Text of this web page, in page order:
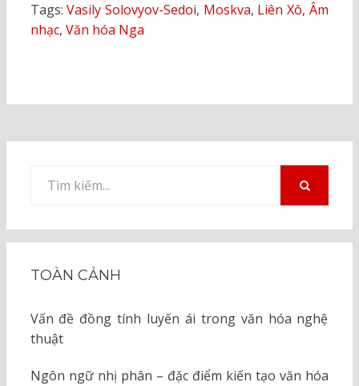
Tags:Vasily Solovyov-Sedoi, Moskva, Liên Xô, Âm
nhạc, Văn hóa Nga
kiếm
TOÀN CẢNH
Vấn đề đồng tính luyến ái trong văn hóa nghệ
thuật
Ngôn ngữ nhị phân – đặc điểm kiến tạo văn hóa